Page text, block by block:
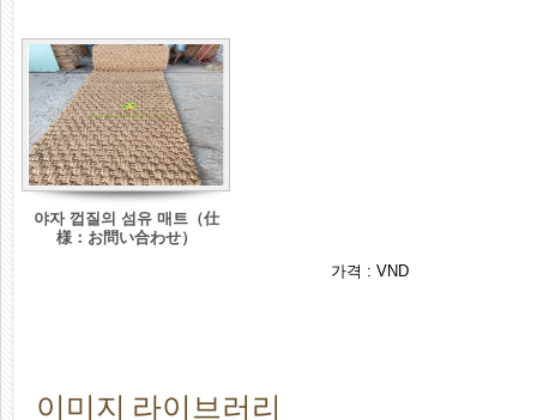
야자 껍질의 섬유 매트（仕
様：お問い合わせ）
가격 : VND
이미지 라이브러리